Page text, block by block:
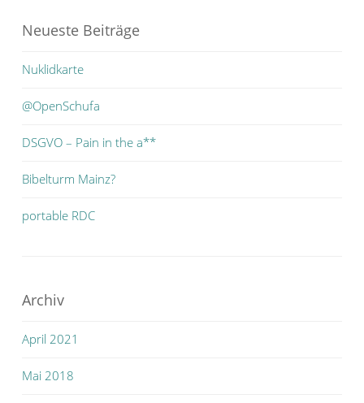
Neueste Beiträge
Nuklidkarte
@OpenSchufa
DSGVO – Pain in the a**
Bibelturm Mainz?
portable RDC
Archiv
April 2021
Mai 2018